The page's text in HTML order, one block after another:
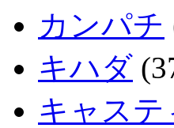
カンパチ
キハダ
キャステ